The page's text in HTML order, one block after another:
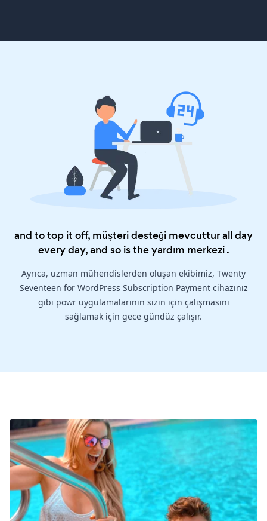
and to top it off, müşteri desteği mevcuttur all day
every day, and so is theyardım merkezi.
Ayrıca, uzman mühendislerden oluşan ekibimiz, Twenty
Seventeen for WordPress Subscription Payment cihazınız
gibi powr uygulamalarının sizin için çalışmasını
sağlamak için gece gündüz çalışır.